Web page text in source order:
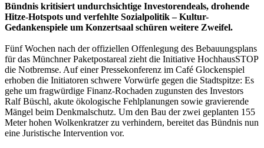
Bündnis kritisiert undurchsichtige Investorendeals, drohende
Hitze-Hotspots und verfehlte Sozialpolitik – Kultur-
Gedankenspiele um Konzertsaal schüren weitere Zweifel.
Fünf Wochen nach der offiziellen Offenlegung des Bebauungsplans
für das Münchner Paketpostareal zieht die Initiative HochhausSTOP
die Notbremse. Auf einer Pressekonferenz im Café Glockenspiel
erhoben die Initiatoren schwere Vorwürfe gegen die Stadtspitze: Es
gehe um fragwürdige Finanz-Rochaden zugunsten des Investors
Ralf Büschl, akute ökologische Fehlplanungen sowie gravierende
Mängel beim Denkmalschutz. Um den Bau der zwei geplanten 155
Meter hohen Wolkenkratzer zu verhindern, bereitet das Bündnis nun
eine Juristische Intervention vor.